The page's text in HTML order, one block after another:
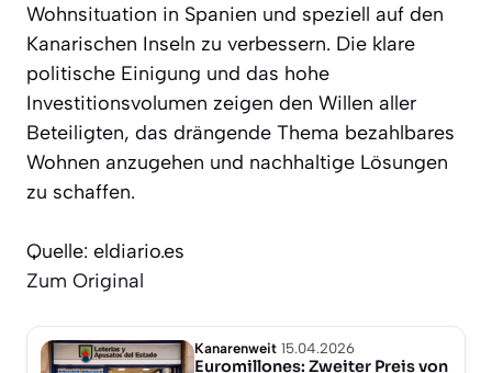
Wohnsituation in Spanien und speziell auf den
Kanarischen Inseln zu verbessern. Die klare
politische Einigung und das hohe
Investitionsvolumen zeigen den Willen aller
Beteiligten, das drängende Thema bezahlbares
Wohnen anzugehen und nachhaltige Lösungen
zu schaffen.
Quelle: eldiario.es
Zum Original
Kanarenweit 15.04.2026
Euromillones: Zweiter Preis von